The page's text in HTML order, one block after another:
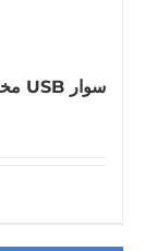
سوار USB مخصص